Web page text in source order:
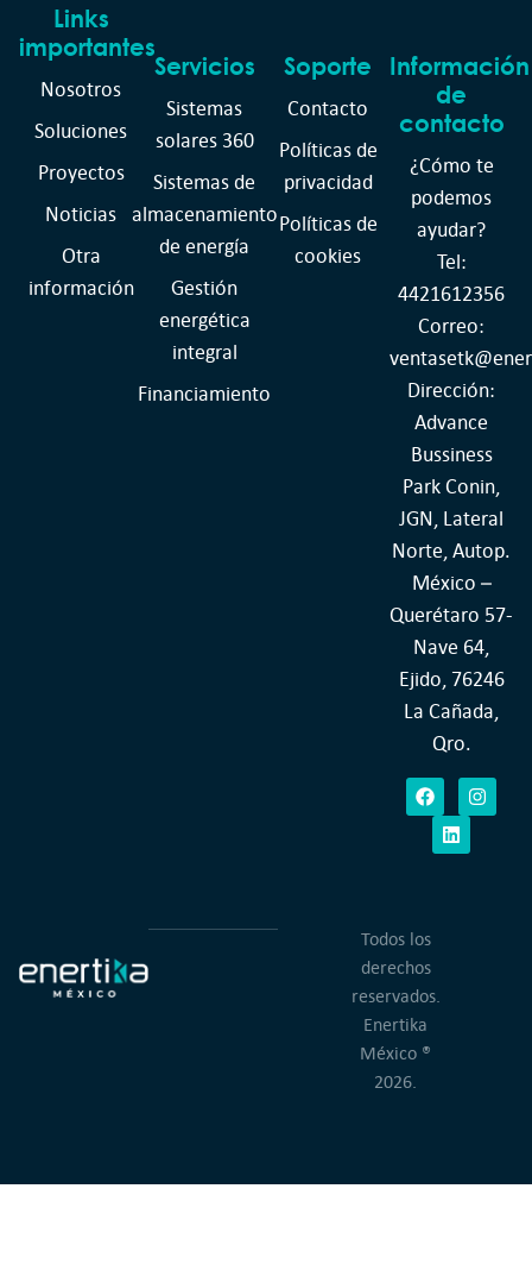
Links
importantes
Nosotros
Soluciones
Proyectos
Noticias
Otra
información
Servicios
Sistemas
solares 360
Sistemas de
almacenamiento
de energía
Gestión
energética
integral
Financiamiento
Soporte
Contacto
Políticas de
privacidad
Políticas de
cookies
Información
de
contacto
¿Cómo te
podemos
ayudar?
Tel:
4421612356
Correo:
Dirección:
Advance
Bussiness
Park Conin,
JGN, Lateral
Norte, Autop.
México –
Querétaro 57-
Nave 64,
Ejido, 76246
La Cañada,
Qro.
Todos los
derechos
reservados.
Enertika
México ®
2026.